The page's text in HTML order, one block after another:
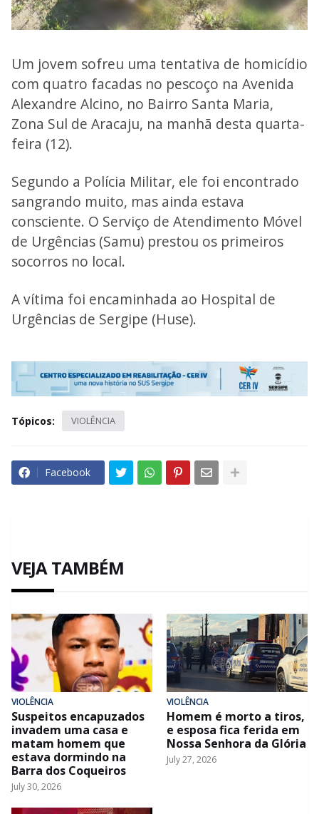
Um jovem sofreu uma tentativa de homicídio
com quatro facadas no pescoço na Avenida
Alexandre Alcino, no Bairro Santa Maria,
Zona Sul de Aracaju, na manhã desta quarta-
feira (12).
Segundo a Polícia Militar, ele foi encontrado
sangrando muito, mas ainda estava
consciente. O Serviço de Atendimento Móvel
de Urgências (Samu) prestou os primeiros
socorros no local.
A vítima foi encaminhada ao Hospital de
Urgências de Sergipe (Huse).
Tópicos: VIOLÊNCIA
Facebook
VEJA TAMBÉM
VIOLÊNCIA
Suspeitos encapuzados
invadem uma casa e
matam homem que
estava dormindo na
Barra dos Coqueiros
July 30, 2026
VIOLÊNCIA
Homem é morto a tiros,
e esposa fica ferida em
Nossa Senhora da Glória
July 27, 2026